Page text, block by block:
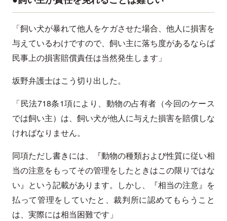
「飼い犬が暴れて他人をケガさせた場合、他人に損害を
与えているわけですので、飼い主に落ち度があるならば
民事上の損害賠償責任は当然発生します」
坂野弁護士はこう切り出した。
「民法718条1項により、動物の占有者（今回のケース
では飼い主）は、飼い犬が他人に与えた損害を賠償しな
ければなりません。
同項ただし書きには、『動物の種類および性質に従い相
当の注意をもってその管理をしたときはこの限りではな
い』という記載があります。しかし、『相当の注意』を
払って管理をしていたと、裁判所に認めてもらうこと
は、実際には相当困難です」